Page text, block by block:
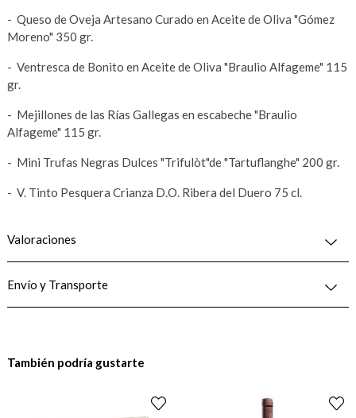
- Queso de Oveja Artesano Curado en Aceite de Oliva "Gómez
Moreno" 350 gr.
- Ventresca de Bonito en Aceite de Oliva "Braulio Alfageme" 115
gr.
- Mejillones de las Rías Gallegas en escabeche "Braulio
Alfageme" 115 gr.
- Mini Trufas Negras Dulces "Trifulòt"de "Tartuflanghe" 200 gr.
- V. Tinto Pesquera Crianza D.O. Ribera del Duero 75 cl.
Valoraciones
Envío y Transporte
También podría gustarte